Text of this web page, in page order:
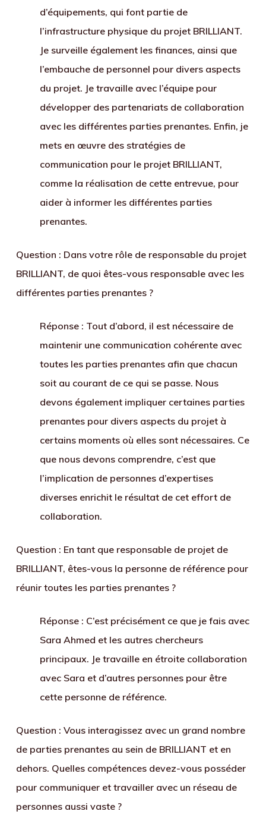
d’équipements, qui font partie de
l’infrastructure physique du projet BRILLIANT.
Je surveille également les finances, ainsi que
l’embauche de personnel pour divers aspects
du projet. Je travaille avec l’équipe pour
développer des partenariats de collaboration
avec les différentes parties prenantes. Enfin, je
mets en œuvre des stratégies de
communication pour le projet BRILLIANT,
comme la réalisation de cette entrevue, pour
aider à informer les différentes parties
prenantes.
Question : Dans votre rôle de responsable du projet
BRILLIANT, de quoi êtes-vous responsable avec les
différentes parties prenantes ?
Réponse: Tout d’abord, il est nécessaire de
maintenir une communication cohérente avec
toutes les parties prenantes afin que chacun
soit au courant de ce qui se passe. Nous
devons également impliquer certaines parties
prenantes pour divers aspects du projet à
certains moments où elles sont nécessaires. Ce
que nous devons comprendre, c’est que
l’implication de personnes d’expertises
diverses enrichit le résultat de cet effort de
collaboration.
Question : En tant que responsable de projet de
BRILLIANT, êtes-vous la personne de référence pour
réunir toutes les parties prenantes ?
Réponse: C’est précisément ce que je fais avec
Sara Ahmed et les autres chercheurs
principaux. Je travaille en étroite collaboration
avec Sara et d’autres personnes pour être
cette personne de référence.
Question : Vous interagissez avec un grand nombre
de parties prenantes au sein de BRILLIANT et en
dehors. Quelles compétences devez-vous posséder
pour communiquer et travailler avec un réseau de
personnes aussi vaste ?